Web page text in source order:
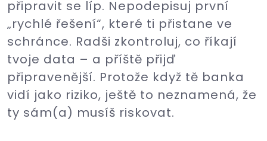
připravit se líp. Nepodepisuj první
„rychlé řešení“, které ti přistane ve
schránce. Radši zkontroluj, co říkají
tvoje data – a příště přijď
připravenější. Protože když tě banka
vidí jako riziko, ještě to neznamená, že
ty sám(a) musíš riskovat.